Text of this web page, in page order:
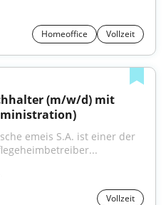
Homeoffice Vollzeit
(m/w/d) mit
emeis S.A. ist einer der
Vollzeit